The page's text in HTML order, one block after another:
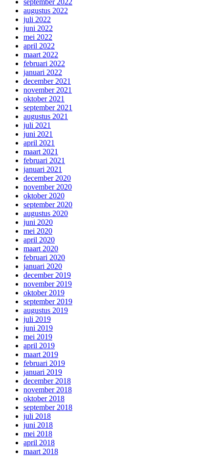
september 2022
augustus 2022
juli 2022
juni 2022
mei 2022
april 2022
maart 2022
februari 2022
januari 2022
december 2021
november 2021
oktober 2021
september 2021
augustus 2021
juli 2021
juni 2021
april 2021
maart 2021
februari 2021
januari 2021
december 2020
november 2020
oktober 2020
september 2020
augustus 2020
juni 2020
mei 2020
april 2020
maart 2020
februari 2020
januari 2020
december 2019
november 2019
oktober 2019
september 2019
augustus 2019
juli 2019
juni 2019
mei 2019
april 2019
maart 2019
februari 2019
januari 2019
december 2018
november 2018
oktober 2018
september 2018
juli 2018
juni 2018
mei 2018
april 2018
maart 2018